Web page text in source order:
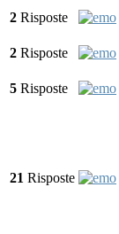
2 Risposte
2 Risposte
5 Risposte
21 Risposte